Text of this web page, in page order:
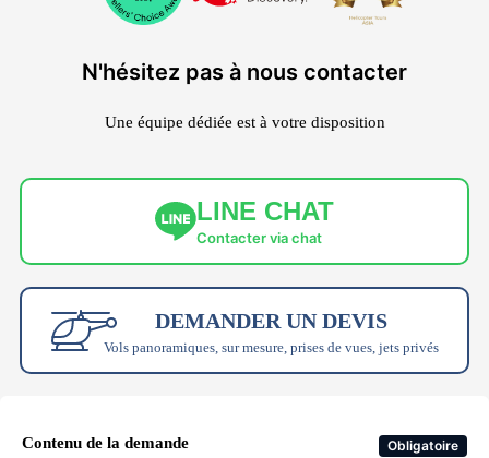
N'hésitez pas à nous contacter
Une équipe dédiée est à votre disposition
LINE CHAT
Contacter via chat
DEMANDER UN DEVIS
Vols panoramiques, sur mesure, prises de vues, jets privés
Contenu de la demande Obligatoire